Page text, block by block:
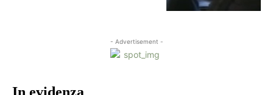
- Advertisement -